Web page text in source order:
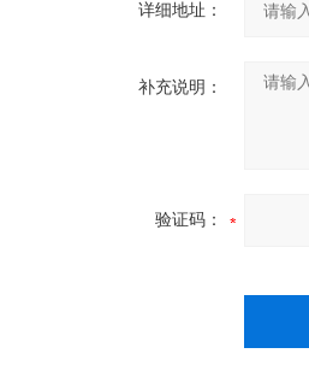
详细地址：
补充说明：
验证码：